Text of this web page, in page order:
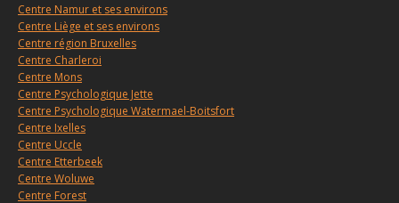
Centre Namur et ses environs
Centre Liège et ses environs
Centre région Bruxelles
Centre Charleroi
Centre Mons
Centre Psychologique Jette
Centre Psychologique Watermael-Boitsfort
Centre Ixelles
Centre Uccle
Centre Etterbeek
Centre Woluwe
Centre Forest